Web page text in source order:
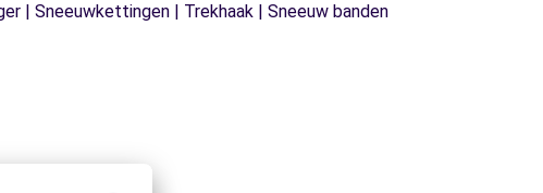
| Sneeuwkettingen | Trekhaak | Sneeuw banden